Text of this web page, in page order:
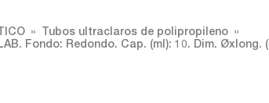
Tubos ultraclaros de polipropileno
Fondo: Redondo. Cap. (ml): 10. Dim. Øxlong.